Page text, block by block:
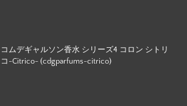
コムデギャルソン香水 シリーズ4 コロン シトリ
コ-Citrico- (cdgparfums-citrico)